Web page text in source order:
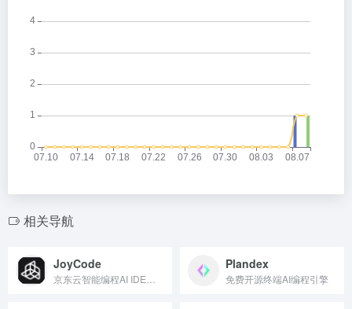
相关导航
JoyCode Plandex
免费开源终端AI编程引擎